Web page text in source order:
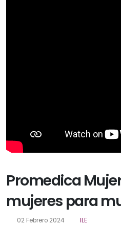
Promedica
mujeres para
02 Febrero 2024 ILE